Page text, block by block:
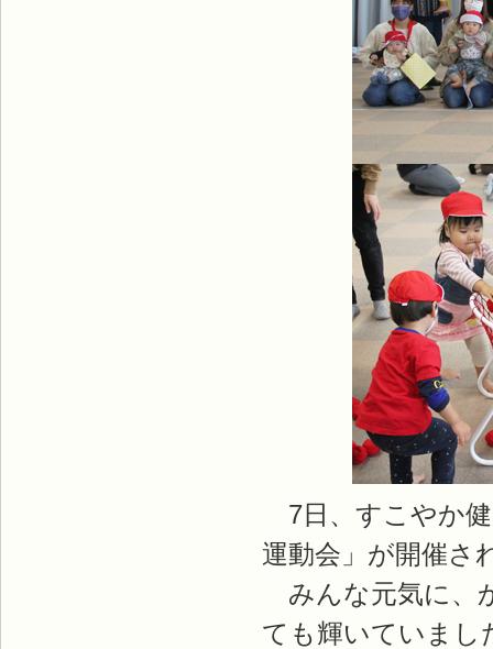
7日、すこやか
運動会」が開催さ
みんな元気に、
ても輝いていまし